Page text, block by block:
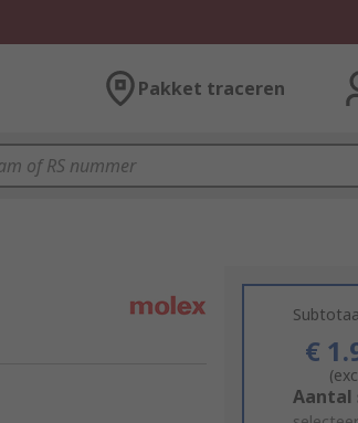
Pakket traceren
€
Add
Aantal